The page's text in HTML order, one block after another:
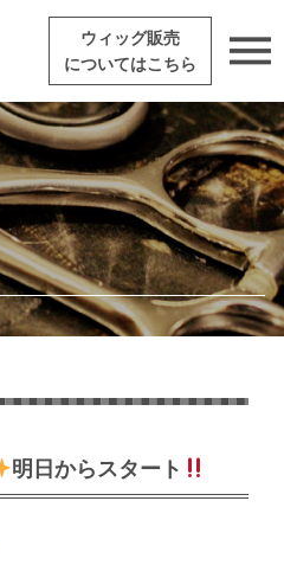
ウィッグ販売
についてはこちら
明日からスタート